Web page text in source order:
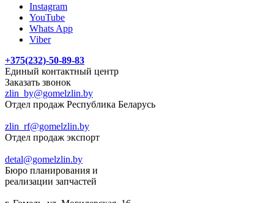
Instagram
YouTube
Whats App
Viber
+375(232)-50-89-83
Единый контактный центр
Заказать звонок
zlin_by@gomelzlin.by
Отдел продаж Республика Беларусь
zlin_rf@gomelzlin.by
Отдел продаж экспорт
detal@gomelzlin.by
Бюро планирования и
реализации запчастей